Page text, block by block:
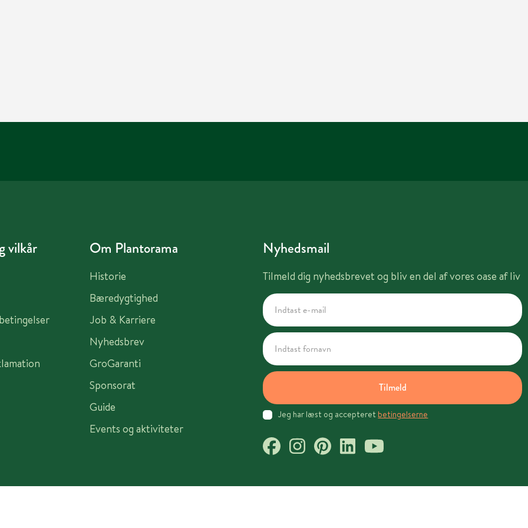
vilkår Om Plantorama
Historie
Bæredygtighed
Job & Karriere
Nyhedsbrev
GroGaranti
Sponsorat
Guide
Events og aktiviteter
Nyhedsmail
Tilmeld dig nyhedsbrevet og bliv en del af vores oase af liv
Tilmeld
Jeg har læst og accepteret betingelserne